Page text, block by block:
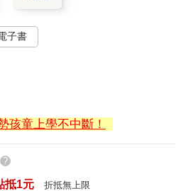
子書
孩童上學不中斷！
?
抵1元 折抵無上限